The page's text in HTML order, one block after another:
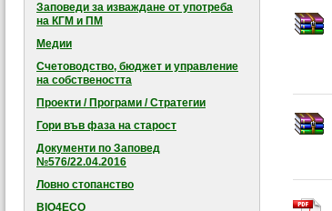
Заповеди за изваждане от употреба
на КГМ и ПМ
Медии
Счетоводство, бюджет и управление
на собствеността
Проекти / Програми / Стратегии
Гори във фаза на старост
Документи по Заповед
№576/22.04.2016
Ловно стопанство
BIO4ECO